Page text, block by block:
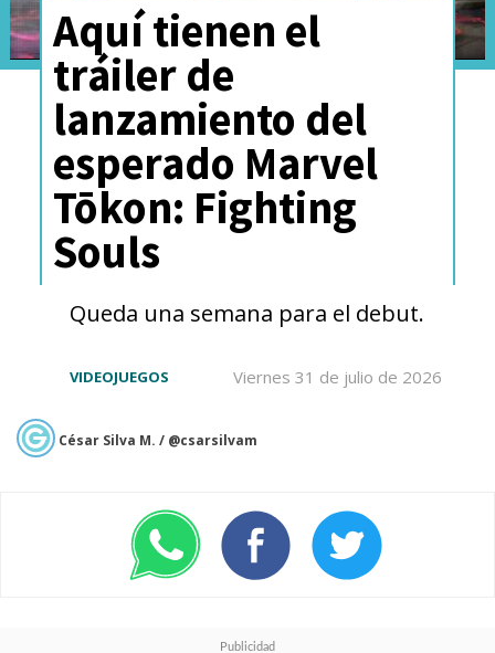
Aquí tienen el
tráiler de
lanzamiento del
esperado Marvel
Tōkon: Fighting
Souls
Queda una semana para el debut.
Viernes 31 de julio de 2026
VIDEOJUEGOS
César Silva M. / @csarsilvam